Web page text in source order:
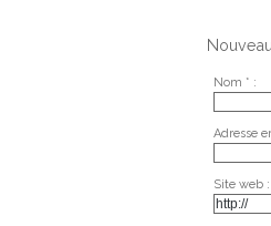
Nom * :
Adresse
Site web :